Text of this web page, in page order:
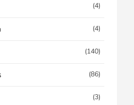
(4)
(4)
(140)
(86)
(3)